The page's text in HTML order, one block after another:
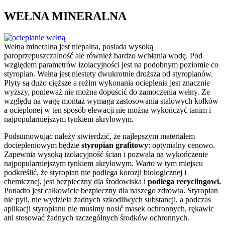
WEŁNA MINERALNA
Wełna mineralna jest niepalna, posiada wysoką
paroprzepuszczalność ale również bardzo wchłania wodę. Pod
względem parametrów izolacyjności jest na podobnym poziomie co
styropian. Wełna jest niestety dwukrotnie droższa od styropianów.
Płyty są dużo cięższe a reżim wykonania ocieplenia jest znacznie
wyższy, ponieważ nie można dopuścić do zamoczenia wełny. Ze
względu na wagę montaż wymaga zastosowania stalowych kołków
a ocieplonej w ten sposób elewacji nie można wykończyć tanim i
najpopularniejszym tynkiem akrylowym.
Podsumowując należy stwierdzić, że najlepszym materiałem
dociepleniowym będzie styropian grafitowy: optymalny cenowo.
Zapewnia wysoką izolacyjność ścian i pozwala na wykończenie
najpopularniejszym tynkiem akrylowym. Warto w tym miejscu
podkreślić, że styropian nie podlega korozji biologicznej i
chemicznej, jest bezpieczny dla środowiska i podlega recyclingowi.
Ponadto jest całkowicie bezpieczny dla naszego zdrowia. Styropian
nie pyli, nie wydziela żadnych szkodliwych substancji, a podczas
aplikacji styropianu nie musimy nosić masek ochronnych, rękawic
ani stosować żadnych szczególnych środków ochronnych.